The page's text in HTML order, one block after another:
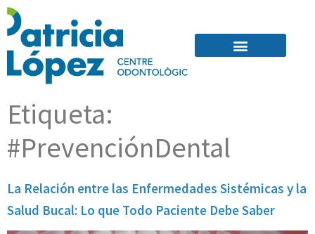
Etiqueta:
#PrevenciónDental
La Relación entre las Enfermedades Sistémicas y la
Salud Bucal: Lo que Todo Paciente Debe Saber